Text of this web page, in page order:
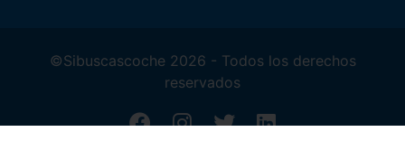
©Sibuscascoche 2026 - Todos los derechos
reservados